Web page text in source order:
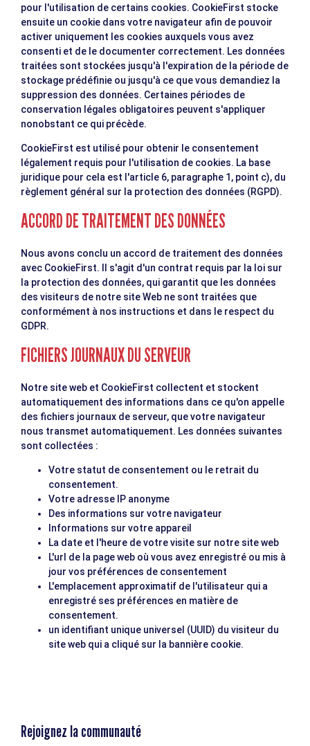
pour l'utilisation de certains cookies. CookieFirst stocke
ensuite un cookie dans votre navigateur afin de pouvoir
activer uniquement les cookies auxquels vous avez
consenti et de le documenter correctement. Les données
traitées sont stockées jusqu'à l'expiration de la période de
stockage prédéfinie ou jusqu'à ce que vous demandiez la
suppression des données. Certaines périodes de
conservation légales obligatoires peuvent s'appliquer
nonobstant ce qui précède.
CookieFirst est utilisé pour obtenir le consentement
légalement requis pour l'utilisation de cookies. La base
juridique pour cela est l'article 6, paragraphe 1, point c), du
règlement général sur la protection des données (RGPD).
ACCORD DE TRAITEMENT DES DONNÉES
Nous avons conclu un accord de traitement des données
avec CookieFirst. Il s'agit d'un contrat requis par la loi sur
la protection des données, qui garantit que les données
des visiteurs de notre site Web ne sont traitées que
conformément à nos instructions et dans le respect du
GDPR.
FICHIERS JOURNAUX DU SERVEUR
Notre site web et CookieFirst collectent et stockent
automatiquement des informations dans ce qu'on appelle
des fichiers journaux de serveur, que votre navigateur
nous transmet automatiquement. Les données suivantes
sont collectées :
Votre statut de consentement ou le retrait du
consentement.
Votre adresse IP anonyme
Des informations sur votre navigateur
Informations sur votre appareil
La date et l'heure de votre visite sur notre site web
L'url de la page web où vous avez enregistré ou mis à
jour vos préférences de consentement
L'emplacement approximatif de l'utilisateur qui a
enregistré ses préférences en matière de
consentement.
un identifiant unique universel (UUID) du visiteur du
site web qui a cliqué sur la bannière cookie.
Rejoignez la communauté